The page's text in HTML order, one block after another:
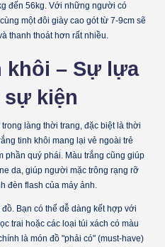
đến 56kg. Với những người có
một đôi giày cao gót từ 7-9cm sẽ
thanh thoát hơn rất nhiều.
khôi – Sự lựa
kiện
làng thời trang, đặc biệt là thời
tinh khôi mang lại vẻ ngoài trẻ
phần quý phái. Màu trắng cũng giúp
da, giúp người mặc trông rạng rỡ
đèn flash của máy ảnh.
Bạn có thể dễ dàng kết hợp với
trai hoặc các loại túi xách có màu
là món đồ "phải có" (must-have)